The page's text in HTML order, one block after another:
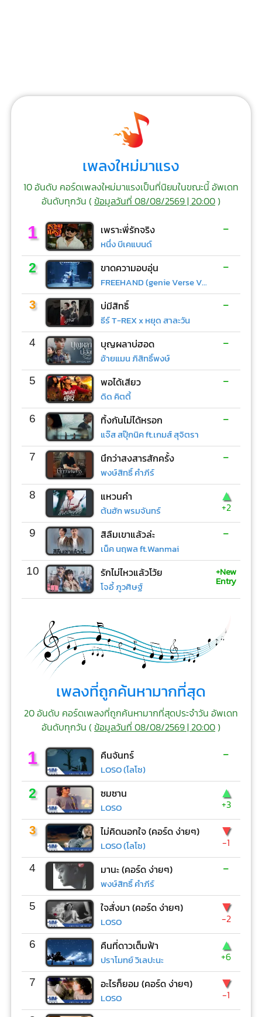
เพลงใหม่มาแรง
10 อันดับ คอร์ดเพลงใหม่มาแรงเป็นที่นิยมในขณะนี้ อัพเดท
อันดับทุกวัน (ข้อมูลวันที่ 08/08/2569 | 20:00)
1 เพราะพี่รักจริง
หนึ่ง บีเคแบนด์
-
2 ขาดความอบอุ่น
FREEHAND (genie Verse Vol.1)
-
3 บ่มีสิทธิ์
ธีร์ T-REX x หยุด สาละวัน
-
4 บุญผลาบ่ฮอด
อ้ายแมน ภิสิทธิ์พงษ์
-
5 พอได้เสียว
ดิด คิตตี้
-
6 ทิ้งกันไม่ได้หรอก
แจ๊ส สปุ๊กนิค ft.เกมส์ สุจิตรา
-
7 นึกว่าสงสารสักครั้ง
พงษ์สิทธิ์ คำภีร์
-
8 แหวนคำ
ต้นฮัก พรมจันทร์
▲
+2
9 สิลืมเขาแล้วล่ะ
เน็ค นฤพล ft.Wanmai
-
10 รักไม่ไหวแล้วโว้ย
โจอี้ ภูวศิษฐ์
+New
Entry
เพลงที่ถูกค้นหามากที่สุด
20 อันดับ คอร์ดเพลงที่ถูกค้นหามากที่สุดประจำวัน อัพเดท
อันดับทุกวัน (ข้อมูลวันที่ 08/08/2569 | 20:00)
1 คืนจันทร์
LOSO (โลโซ)
-
2 ซมซาน
LOSO
▲
+3
3 ไม่คิดนอกใจ (คอร์ด ง่ายๆ)
LOSO (โลโซ)
▼
-1
4 มานะ (คอร์ด ง่ายๆ)
พงษ์สิทธิ์ คำภีร์
-
5 ใจสั่งมา (คอร์ด ง่ายๆ)
LOSO
▼
-2
6 คืนที่ดาวเต็มฟ้า
ปราโมทย์ วิเลปะนะ
▲
+6
7 อะไรก็ยอม (คอร์ด ง่ายๆ)
LOSO
▼
-1